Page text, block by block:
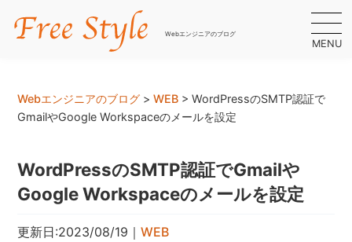
Webエンジニアのブログ
MENU
Webエンジニアのブログ >WEB >WordPressのSMTP認証で
GmailやGoogle Workspaceのメールを設定
WordPressのSMTP認証でGmailや
Google Workspaceのメールを設定
更新日:2023/08/19 ｜WEB